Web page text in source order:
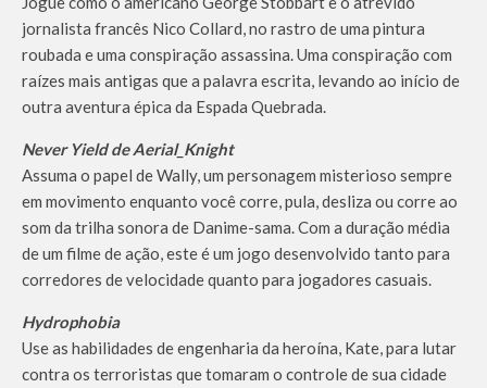
jornalista francês Nico Collard, no rastro de uma pintura
roubada e uma conspiração assassina. Uma conspiração com
raízes mais antigas que a palavra escrita, levando ao início de
outra aventura épica da Espada Quebrada.
Never Yield de Aerial_Knight
Assuma o papel de Wally, um personagem misterioso sempre
em movimento enquanto você corre, pula, desliza ou corre ao
som da trilha sonora de Danime-sama. Com a duração média
de um filme de ação, este é um jogo desenvolvido tanto para
corredores de velocidade quanto para jogadores casuais.
Hydrophobia
Use as habilidades de engenharia da heroína, Kate, para lutar
contra os terroristas que tomaram o controle de sua cidade